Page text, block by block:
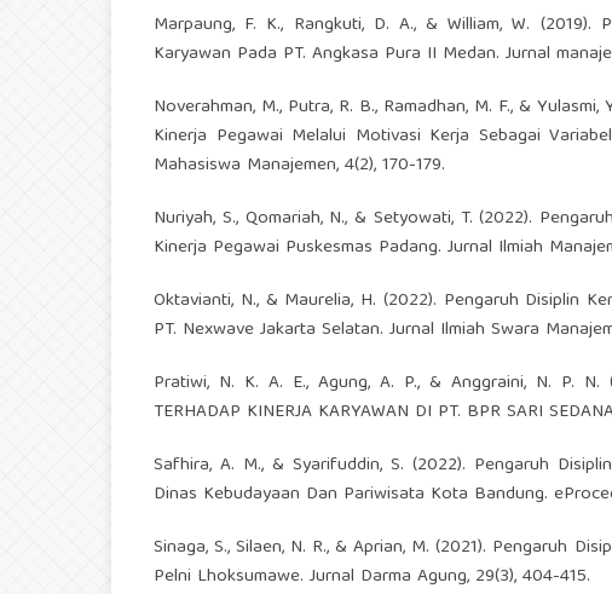
Marpaung, F. K., Rangkuti, D. A., & William, W.
Karyawan Pada PT. Angkasa Pura II Medan. Jurnal
Noverahman, M., Putra, R. B., Ramadhan, M. F., &
Kinerja Pegawai Melalui Motivasi Kerja Sebagai
Mahasiswa Manajemen, 4(2), 170-179.
Nuriyah, S., Qomariah, N., & Setyowati, T. (2022).
Kinerja Pegawai Puskesmas Padang. Jurnal Ilmiah
Oktavianti, N., & Maurelia, H. (2022). Pengaruh Disiplin
PT. Nexwave Jakarta Selatan. Jurnal Ilmiah Swara
Pratiwi, N. K. A. E., Agung, A. P., & Anggraini, N. P. N.
TERHADAP KINERJA KARYAWAN DI PT. BPR SARI
Safhira, A. M., & Syarifuddin, S. (2022). Pengaruh
Dinas Kebudayaan Dan Pariwisata Kota Bandung.
Sinaga, S., Silaen, N. R., & Aprian, M. (2021). Pengaruh
Pelni Lhoksumawe. Jurnal Darma Agung, 29(3), 404-415.